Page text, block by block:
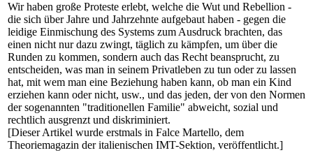
Wir haben große Proteste erlebt, welche die Wut und Rebellion -
die sich über Jahre und Jahrzehnte aufgebaut haben - gegen die
leidige Einmischung des Systems zum Ausdruck brachten, das
einen nicht nur dazu zwingt, täglich zu kämpfen, um über die
Runden zu kommen, sondern auch das Recht beansprucht, zu
entscheiden, was man in seinem Privatleben zu tun oder zu lassen
hat, mit wem man eine Beziehung haben kann, ob man ein Kind
erziehen kann oder nicht, usw., und das jeden, der von den Normen
der sogenannten "traditionellen Familie" abweicht, sozial und
rechtlich ausgrenzt und diskriminiert.
[Dieser Artikel wurde erstmals in Falce Martello, dem
Theoriemagazin der italienischen IMT-Sektion, veröffentlicht.]